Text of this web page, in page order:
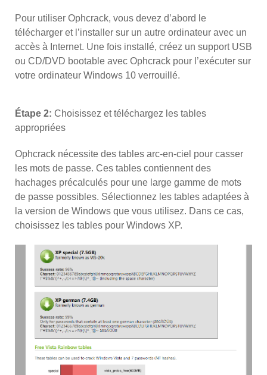
Pour utiliser Ophcrack, vous devez d’abord le
télécharger et l’installer sur un autre ordinateur avec un
accès à Internet. Une fois installé, créez un support USB
ou CD/DVD bootable avec Ophcrack pour l’exécuter sur
votre ordinateur Windows 10 verrouillé.
Étape 2: Choisissez et téléchargez les tables
appropriées
Ophcrack nécessite des tables arc-en-ciel pour casser
les mots de passe. Ces tables contiennent des
hachages précalculés pour une large gamme de mots
de passe possibles. Sélectionnez les tables adaptées à
la version de Windows que vous utilisez. Dans ce cas,
choisissez les tables pour Windows XP.